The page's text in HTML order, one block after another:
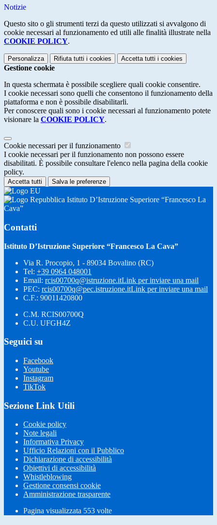
Notizie
Questo sito o gli strumenti terzi da questo utilizzati si avvalgono di
cookie necessari al funzionamento ed utili alle finalità illustrate nella
COOKIE POLICY.
Personalizza Rifiuta tutti i cookies Accetta tutti i cookies
Gestione cookie
In questa schermata è possibile scegliere quali cookie consentire.
I cookie necessari sono quelli che consentono il funzionamento della
piattaforma e non è possibile disabilitarli.
Per conoscere quali sono i cookie necessari al funzionamento potete
visionare la COOKIE POLICY.
Cookie necessari per il funzionamento
I cookie necessari per il funzionamento non possono essere
disabilitati. È possibile consultare l'elenco nella pagina della cookie
policy.
Accetta tutti Salva le preferenze
Istituto D’Istruzione Superiore “Francesco La
Cava”
Contatti
Istituto D’Istruzione Superiore “Francesco La Cava”
Via R. Procopio, 1 - 89034 Bovalino (RC)
Tel: +39 0964 048001
Email: rcis00700q@istruzione.itLink per inviare una mail
PEC: rcis00700q@pec.istruzione.itLink per inviare una mail
C.F.: 90011420800
C.M. RCIS00700Q
C.U. UFGH4Z
Seguici su
Facebook
Youtube
Instagram
TikTok
Sezione Link Utili
Cookie policy
Note legali
Informativa Privacy
Ufficio Relazioni con il Pubblico
Dichiarazione di accessibilità
Obiettivi di accessibilità
Whistleblowing
Gestione consensi cookie
Amministrazione trasparente
Pagina visualizzata 553 volte